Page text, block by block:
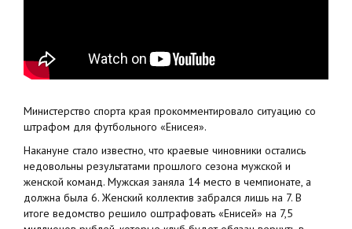
Министерство спорта края прокомментировало ситуацию со
штрафом для футбольного «Енисея».
Накануне стало известно, что краевые чиновники остались
недовольны результатами прошлого сезона мужской и
женской команд. Мужская заняла 14 место в чемпионате, а
должна была 6. Женский коллектив забрался лишь на 7. В
итоге ведомство решило оштрафовать «Енисей» на 7,5